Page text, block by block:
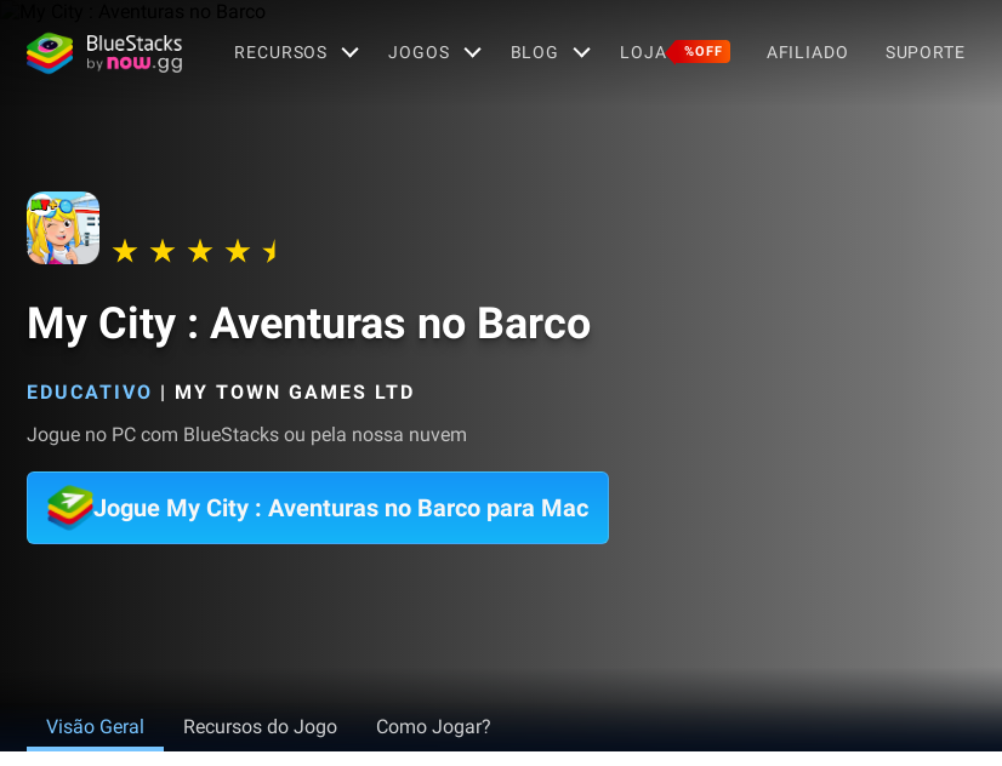
RECURSOS JOGOS BLOG LOJA %OFF AFILIADO SUPORTE
My City : Aventuras no Barco
EDUCATIVO | MY TOWN GAMES LTD
Jogue no PC com BlueStacks ou pela nossa nuvem
Jogue My City : Aventuras no Barco para Mac
Visão Geral Recursos do Jogo Como Jogar?